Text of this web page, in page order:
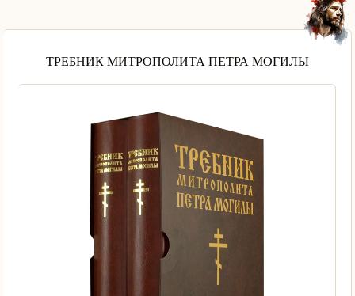
ТРЕБНИК МИТРОПОЛИТА ПЕТРА МОГИЛЫ